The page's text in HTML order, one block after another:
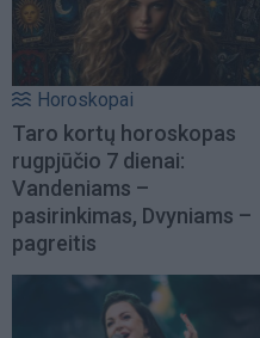
Horoskopai
Taro kortų horoskopas
rugpjūčio 7 dienai:
Vandeniams –
pasirinkimas, Dvyniams –
pagreitis